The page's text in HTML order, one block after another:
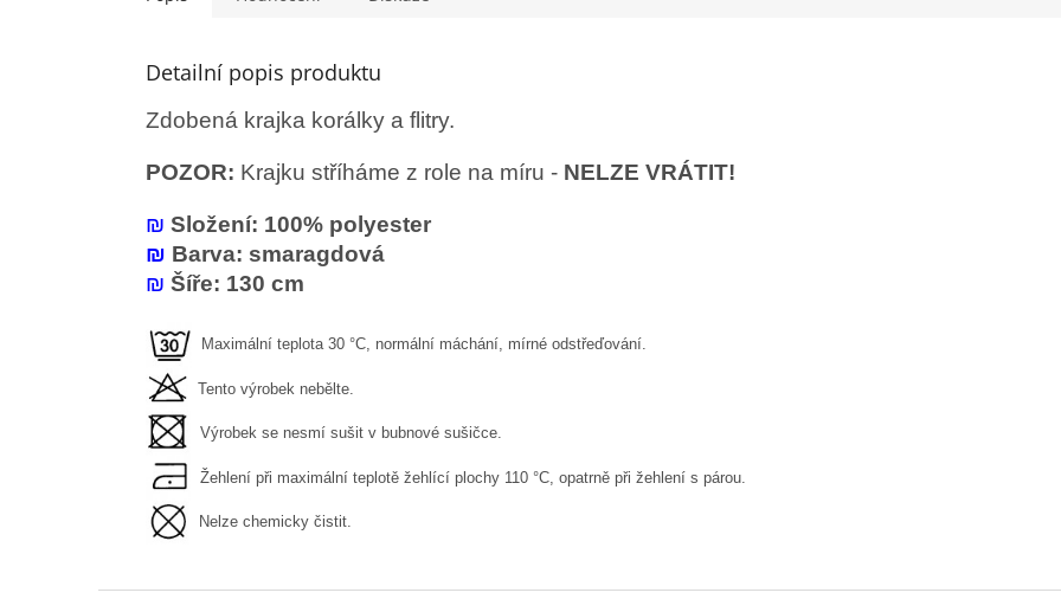
Detailní popis produktu
Zdobená krajka korálky a flitry.
POZOR: Krajku stříháme z role na míru - NELZE VRÁTIT!
₪ Složení: 100% polyester
₪ Barva: smaragdová
₪ Šíře: 130 cm
Maximální teplota 30 °C, normální máchání, mírné odstřeďování.
Tento výrobek nebělte.
Výrobek se nesmí sušit v bubnové sušičce.
Žehlení při maximální teplotě žehlící plochy 110 °C, opatrně při žehlení s párou.
Nelze chemicky čistit.